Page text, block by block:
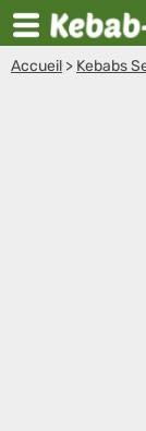
Accueil > Kebabs